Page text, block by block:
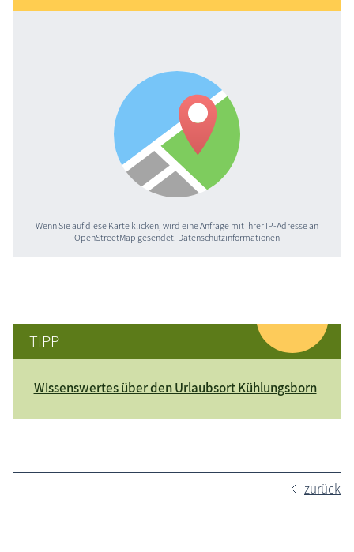
Wenn Sie auf diese Karte klicken, wird eine Anfrage mit Ihrer IP-Adresse an
OpenStreetMap gesendet. Datenschutzinformationen
TIPP
Wissenswertes über den Urlaubsort Kühlungsborn
zurück